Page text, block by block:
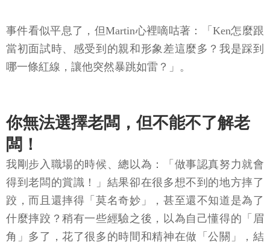
事件看似平息了，但Martin心裡嘀咕著：「Ken怎麼跟
當初面試時、感受到的親和形象差這麼多？我是踩到
哪一條紅線，讓他突然暴跳如雷？」。
你無法選擇老闆，但不能不了解老
闆！
我剛步入職場的時候、總以為：「做事認真努力就會
得到老闆的賞識！」結果卻在很多想不到的地方摔了
跤，而且還摔得「莫名奇妙」，甚至還不知道是為了
什麼摔跤？稍有一些經驗之後，以為自己懂得的「眉
角」多了，花了很多的時間和精神在做「公關」，結